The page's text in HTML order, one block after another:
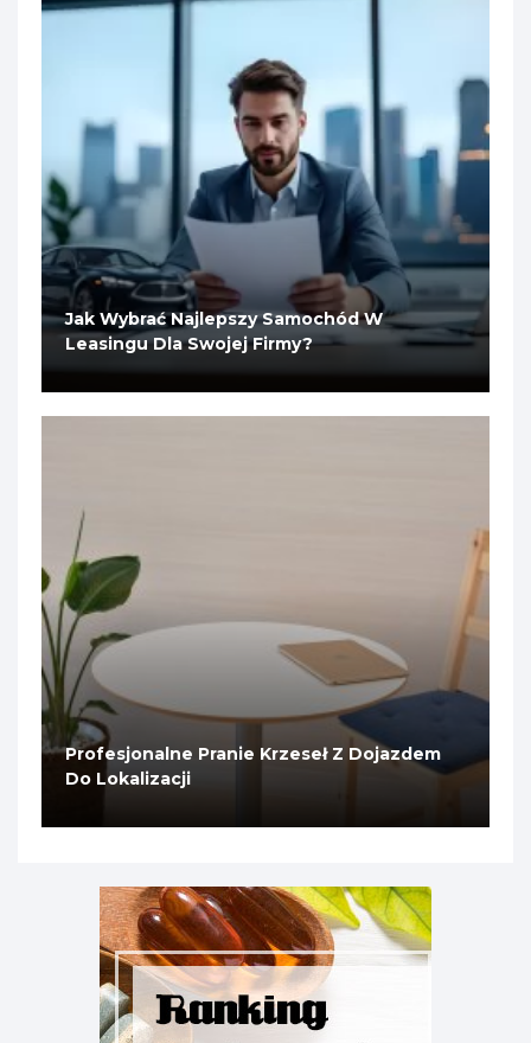
Jak Wybrać Najlepszy Samochód W
Leasingu Dla Swojej Firmy?
Profesjonalne Pranie Krzeseł Z Dojazdem
Do Lokalizacji